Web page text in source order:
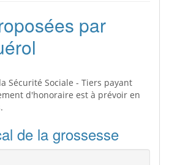
par
Sécurité Sociale - Tiers payant
d'honoraire est à prévoir en
de la grossesse